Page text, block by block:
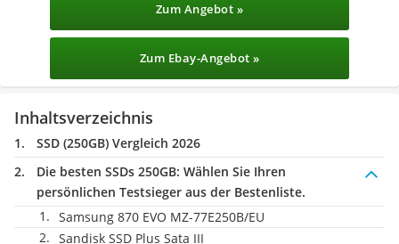
Zum Angebot »
Zum Ebay-Angebot »
Inhaltsverzeichnis
SSD (250GB) Vergleich 2026
Die besten SSDs 250GB: Wählen Sie Ihren
persönlichen Testsieger aus der Bestenliste.
Samsung 870 EVO MZ-77E250B/EU
Sandisk SSD Plus Sata III